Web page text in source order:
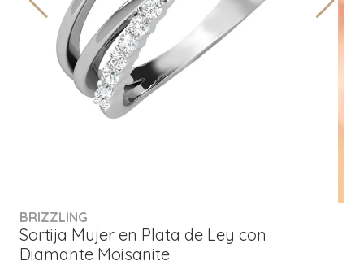
BRIZZLING
Sortija Mujer en Plata de Ley con
Diamante Moisanite